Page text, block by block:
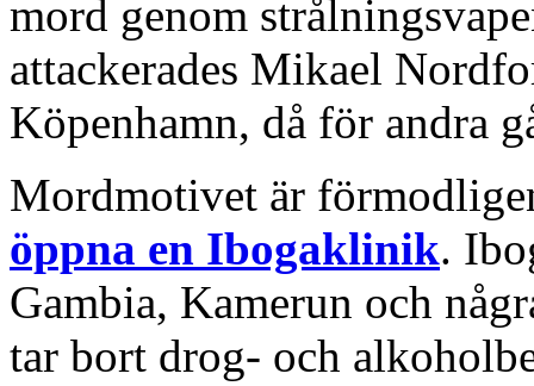
mord genom
attackerades Mikael
Köpenhamn, då för andra
Mordmotivet är
öppna en Ibogaklinik.
Gambia, Kamerun och
tar bort drog- och